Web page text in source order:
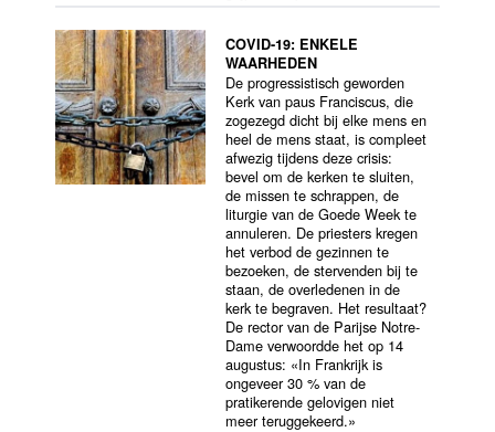
COVID-19: ENKELE
WAARHEDEN
De progressistisch geworden
Kerk van paus Franciscus, die
zogezegd dicht bij elke mens en
heel de mens staat, is compleet
afwezig tijdens deze crisis:
bevel om de kerken te sluiten,
de missen te schrappen, de
liturgie van de Goede Week te
annuleren. De priesters kregen
het verbod de gezinnen te
bezoeken, de stervenden bij te
staan, de overledenen in de
kerk te begraven. Het resultaat?
De rector van de Parijse Notre-
Dame verwoordde het op 14
augustus: «In Frankrijk is
ongeveer 30 % van de
pratikerende gelovigen niet
meer teruggekeerd.»